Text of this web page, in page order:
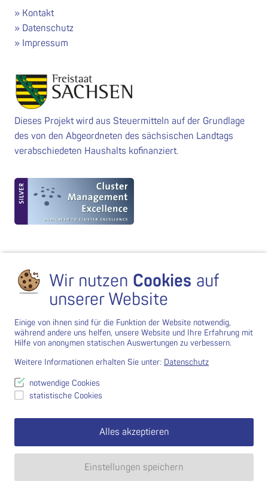
Kontakt
Datenschutz
Impressum
Dieses Projekt wird aus Steuermitteln auf der Grundlage
des von den Abgeordneten des sächsischen Landtags
verabschiedeten Haushalts kofinanziert.
Wir nutzen Cookies auf
unserer Website
Einige von ihnen sind für die Funktion der Website notwendig,
während andere uns helfen, unsere Website und Ihre Erfahrung mit
Hilfe von anonymen statischen Auswertungen zu verbessern.
Weitere Informationen erhalten Sie unter: Datenschutz
notwendige Cookies
statistische Cookies
Alles akzeptieren
Einstellungen speichern